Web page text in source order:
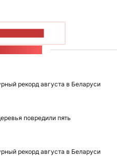
рекорд августа в Беларуси
повредили пять
рекорд августа в Беларуси